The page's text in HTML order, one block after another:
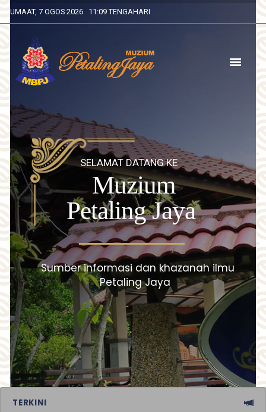
JUMAAT, 7 OGOS 2026 11:09 TENGAHARI
SELAMAT DATANG KE
Muzium
Sumber informasi dan khazanah ilmu
Petaling Jaya
Petaling Jaya
TERKINI